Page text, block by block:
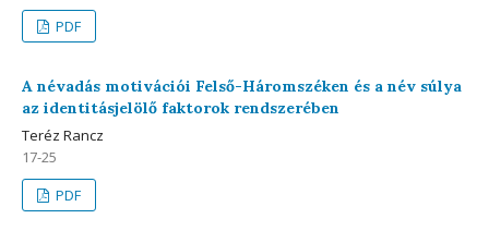
PDF
A névadás motivációi Felső-Háromszéken és a név súlya
az identitásjelölő faktorok rendszerében
Teréz Rancz
17-25
PDF